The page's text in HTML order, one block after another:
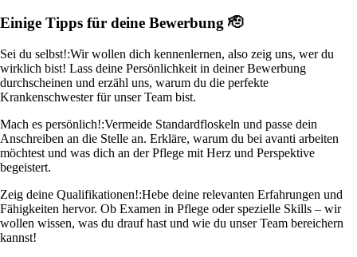
Einige Tipps für deine Bewerbung 🫡
Sei du selbst!:Wir wollen dich kennenlernen, also zeig uns, wer du
wirklich bist! Lass deine Persönlichkeit in deiner Bewerbung
durchscheinen und erzähl uns, warum du die perfekte
Krankenschwester für unser Team bist.
Mach es persönlich!:Vermeide Standardfloskeln und passe dein
Anschreiben an die Stelle an. Erkläre, warum du bei avanti arbeiten
möchtest und was dich an der Pflege mit Herz und Perspektive
begeistert.
Zeig deine Qualifikationen!:Hebe deine relevanten Erfahrungen und
Fähigkeiten hervor. Ob Examen in Pflege oder spezielle Skills – wir
wollen wissen, was du drauf hast und wie du unser Team bereichern
kannst!